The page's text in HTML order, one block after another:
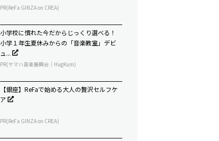
PR(ReFa GINZA on CREA)
小学校に慣れた今だからじっくり選べる！
小学１年生夏休みからの「音楽教室」デビ
ュ...
PR(ヤマハ音楽振興会｜HugKum)
【銀座】ReFaで始める大人の贅沢セルフケ
ア
PR(ReFa GINZA on CREA)